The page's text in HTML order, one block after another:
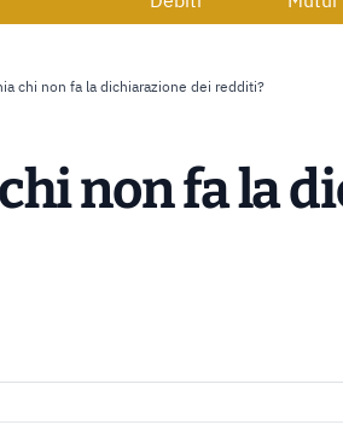
chi non fa la dichiarazione dei redditi?
non fa la